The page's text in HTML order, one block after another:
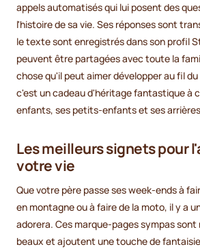
appels automatisés qui lui posent des
l'histoire de sa vie. Ses réponses sont
le texte sont enregistrés dans son profil
peuvent être partagées avec toute la
chose qu'il peut aimer développer au fil
c'est un cadeau d'héritage fantastique à
enfants, ses petits-enfants et ses
Les meilleurs signets pour
votre vie
Que votre père passe ses week-ends à
en montagne ou à faire de la moto, il y a
adorera. Ces marque-pages sympas
beaux et ajoutent une touche de